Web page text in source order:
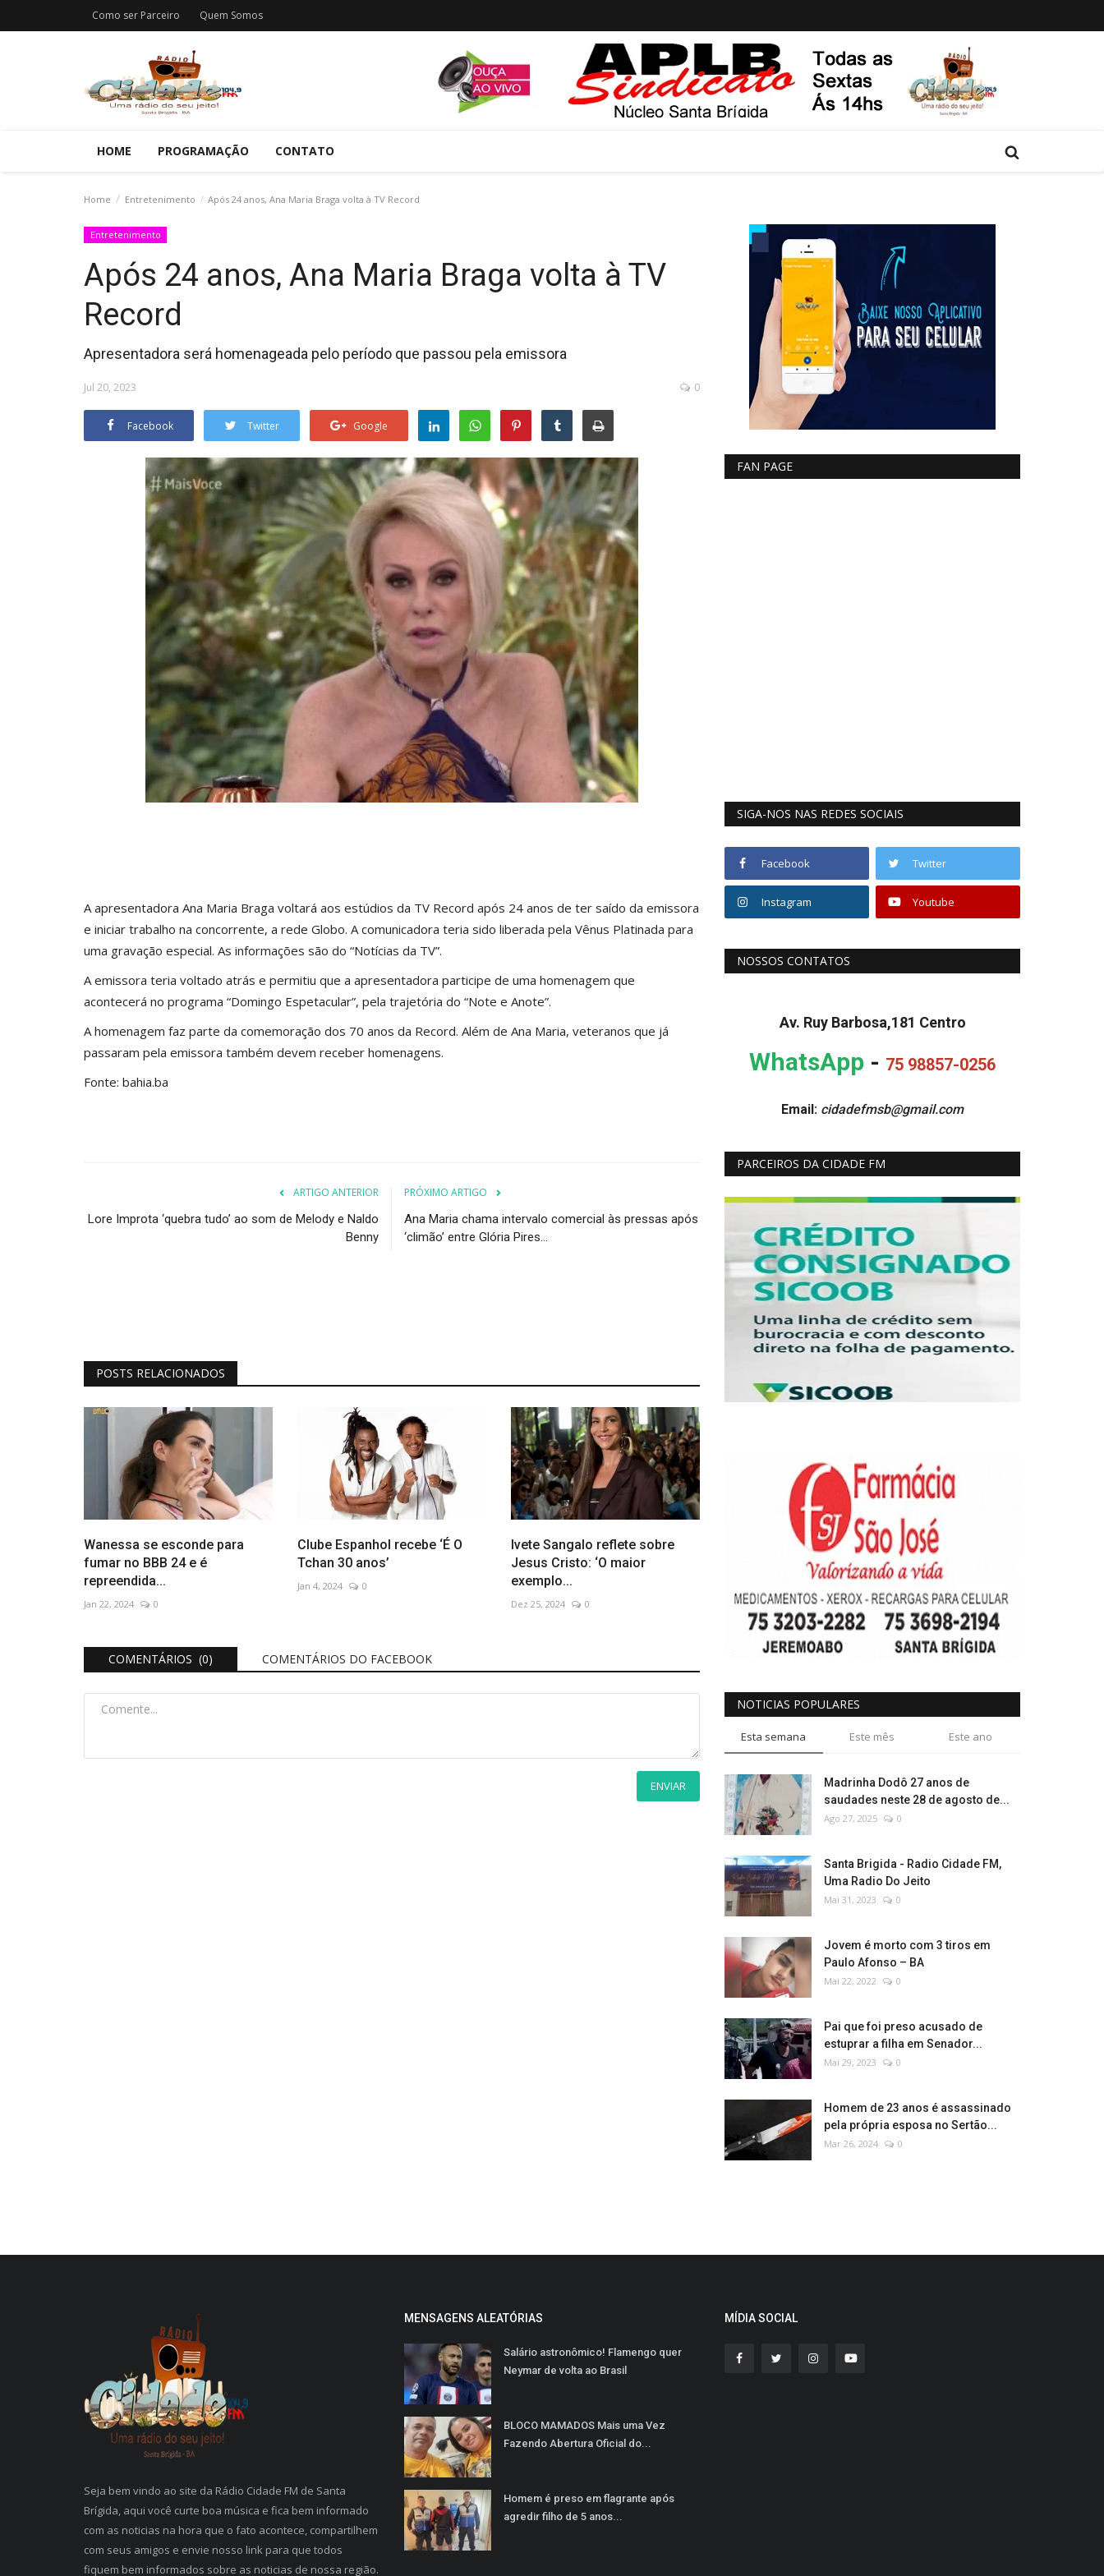
Como ser Parceiro Quem Somos
HOME PROGRAMAÇÃO CONTATO
Home Entretenimento Após 24 anos, Ana Maria Braga volta à TV Record
Entretenimento
Após 24 anos, Ana Maria Braga volta à TV
Record
Apresentadora será homenageada pelo período que passou pela emissora
Jul 20, 2023 0
Facebook Twitter Google
A apresentadora Ana Maria Braga voltará aos estúdios da TV Record após 24 anos de ter saído da emissora
e iniciar trabalho na concorrente, a rede Globo. A comunicadora teria sido liberada pela Vênus Platinada para
uma gravação especial. As informações são do “Notícias da TV”.
A emissora teria voltado atrás e permitiu que a apresentadora participe de uma homenagem que
acontecerá no programa “Domingo Espetacular”, pela trajetória do “Note e Anote”.
A homenagem faz parte da comemoração dos 70 anos da Record. Além de Ana Maria, veteranos que já
passaram pela emissora também devem receber homenagens.
Fonte: bahia.ba
ARTIGO ANTERIOR
Lore Improta ‘quebra tudo’ ao som de Melody e Naldo
Benny
PRÓXIMO ARTIGO
Ana Maria chama intervalo comercial às pressas após
‘climão’ entre Glória Pires...
POSTS RELACIONADOS
Wanessa se esconde para
fumar no BBB 24 e é
repreendida...
Jan 22, 2024 0
Clube Espanhol recebe ‘É O
Tchan 30 anos’
Jan 4, 2024 0
Ivete Sangalo reflete sobre
Jesus Cristo: ‘O maior
exemplo...
Dez 25, 2024 0
COMENTÁRIOS (0) COMENTÁRIOS DO FACEBOOK
ENVIAR
FAN PAGE
SIGA-NOS NAS REDES SOCIAIS
Facebook Twitter
Instagram Youtube
NOSSOS CONTATOS
Av. Ruy Barbosa,181 Centro
WhatsApp - 75 98857-0256
Email: cidadefmsb@gmail.com
PARCEIROS DA CIDADE FM
NOTICIAS POPULARES
Esta semana Este mês Este ano
Madrinha Dodô 27 anos de
saudades neste 28 de agosto de...
Ago 27, 2025 0
Santa Brigida - Radio Cidade FM,
Uma Radio Do Jeito
Mai 31, 2023 0
Jovem é morto com 3 tiros em
Paulo Afonso – BA
Mai 22, 2022 0
Pai que foi preso acusado de
estuprar a filha em Senador...
Mai 29, 2023 0
Homem de 23 anos é assassinado
pela própria esposa no Sertão...
Mar 26, 2024 0
Seja bem vindo ao site da Rádio Cidade FM de Santa
Brígida, aqui você curte boa música e fica bem informado
com as noticias na hora que o fato acontece, compartilhem
com seus amigos e envie nosso link para que todos
fiquem bem informados sobre as noticias de nossa região.
MENSAGENS ALEATÓRIAS
Salário astronômico! Flamengo quer
Neymar de volta ao Brasil
BLOCO MAMADOS Mais uma Vez
Fazendo Abertura Oficial do...
Homem é preso em flagrante após
agredir filho de 5 anos...
MÍDIA SOCIAL